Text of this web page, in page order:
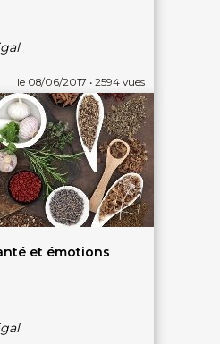
le 08/06/2017 • 2594 vues
et émotions